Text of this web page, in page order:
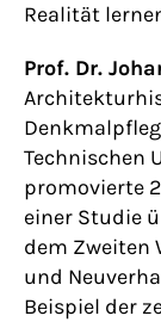
Realität
Prof. Dr.
Technischen
promovierte
einer Studie
dem Zweiten
und
Beispiel der